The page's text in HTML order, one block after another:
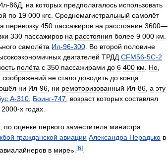
-86Д на которых предполагалось использовать
по 19 000 кгс Среднемагистральный самолёт
перевозку 450 пассажиров на расстояние 3600—
330 пассажиров на расстояния более 9 000 км
самолёта Ил-96-300 Во второй половине
двигателей ТРДД CFM56-5C-2
полёта с 350 пассажирами до 6 400 км Но
соображений не стало доводить до конца
ни Ил-96 ни ремоторизованный Ил-86 а эту
А-310 Боинг-747 возраст которых составлял
2000-х годах
по оценке первого заместителя министра
гражданской авиации Александра Нерадько в
авиалайнеров в мире». [6]